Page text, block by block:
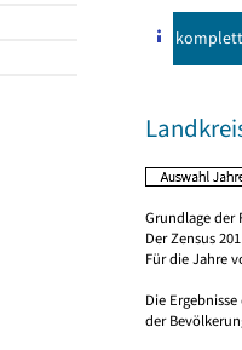
komplett
Grundlage der
Der Zensus
Für die Jahre
Die
der